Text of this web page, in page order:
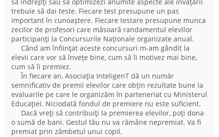
să îndrepți sau să optimizezi anumite aspecte ale învățării
trebuie să dai teste. Fiecare test presupune un pas
important în cunoaștere. Fiecare testare presupune munca
zecilor de profesori care măsoară randamentul elevilor
participanți la Concursurile Naționale organizate anual.
Când am înființat aceste concursuri m-am gândit la
elevii care vor să învețe bine, cum să îi motivez mai bine,
cum să îi premiez.
În fiecare an, Asociația InteligenT dă un număr
semnificativ de premii elevilor care obțin rezultate bune la
evaluarile pe care le organizăm în parteneriat cu Ministerul
Educației. Niciodată fondul de premiere nu este suficient.
Dacă vreți să contribuiți la premierea elevilor, poți dona
o sumă de bani. Gestul tău nu va rămâne nepremiat. Va fi
premiat prin zâmbetul unui copil.